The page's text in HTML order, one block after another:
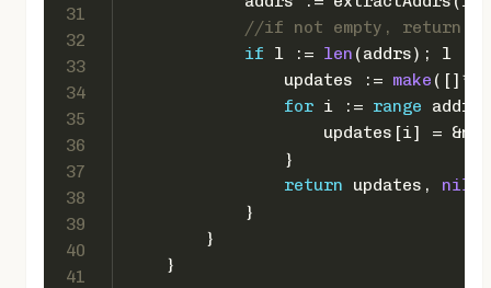
31
32
33
34
35
36
37
38
39
40
41
//if not empty, return
if l := len (addrs); l !=
                updates :=
make
for i := range addrs
updates[i] =
                }
return updates, nil
            }
        }
    }